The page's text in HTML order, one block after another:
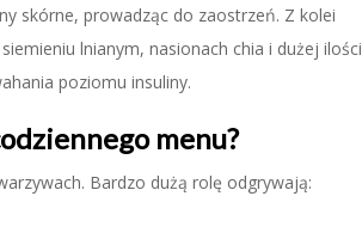
skórne, prowadząc do zaostrzeń. Z kolei
lnianym, nasionach chia i dużej ilości
poziomu insuliny.
menu?
Bardzo dużą rolę odgrywają: